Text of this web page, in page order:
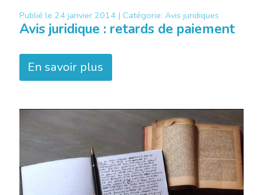
Publié le 24 janvier 2014 | Catégorie: Avis juridiques
Avis juridique : retards de paiement
En savoir plus